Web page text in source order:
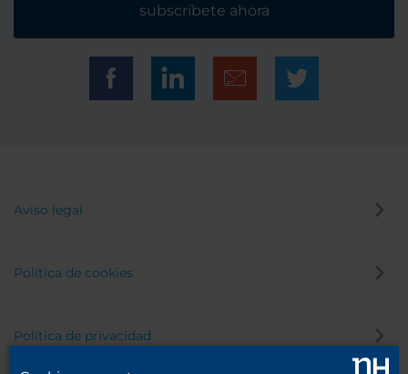
subscríbete ahora
Aviso legal
Política de cookies
Política de privacidad